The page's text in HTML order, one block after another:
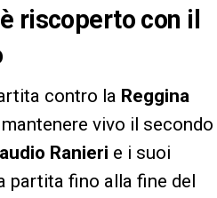
riscoperto con il
contro la Reggina
vivo il secondo
Ranieri e i suoi
partita fino alla fine del